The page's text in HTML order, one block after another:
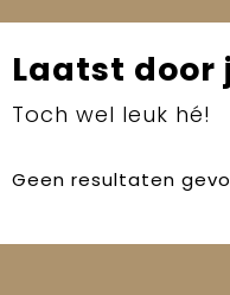
Laatst door
Toch wel leuk hé!
Geen resultaten